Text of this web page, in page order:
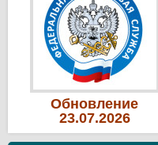
Обновление
23.07.2026